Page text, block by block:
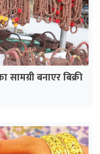
सामग्री बनाएर बिक्री